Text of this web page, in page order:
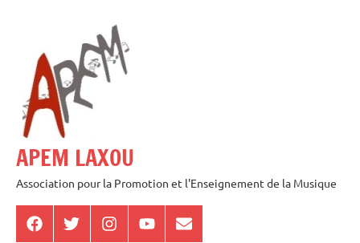
contenu
APEM LAXOU
Association pour la Promotion et l'Enseignement de la Musique
FacebookTwitterInstagramYoutube
E-